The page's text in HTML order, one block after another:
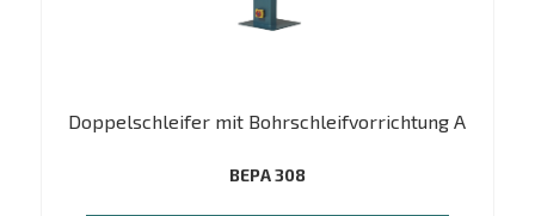
Doppelschleifer mit Bohrschleifvorrichtung A
BEPA 308